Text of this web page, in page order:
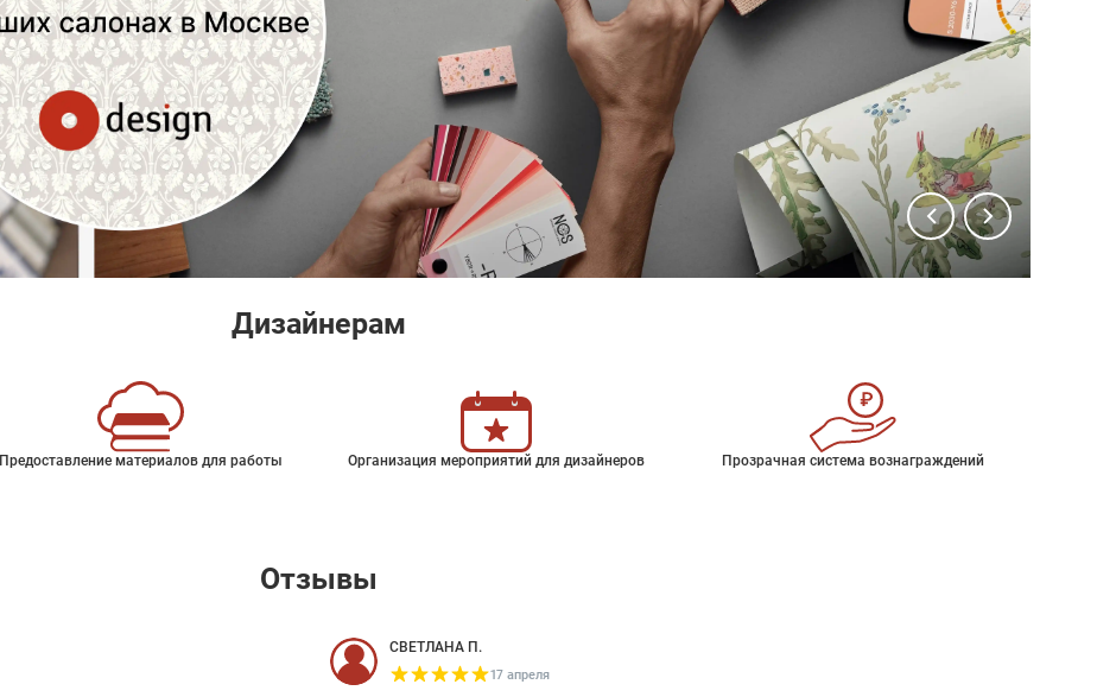
Дизайнерам
Предоставление материалов для работы Организация мероприятий для дизайнеров Прозрачная система вознаграждений
Отзывы
СВЕТЛАНА П.
17 апреля